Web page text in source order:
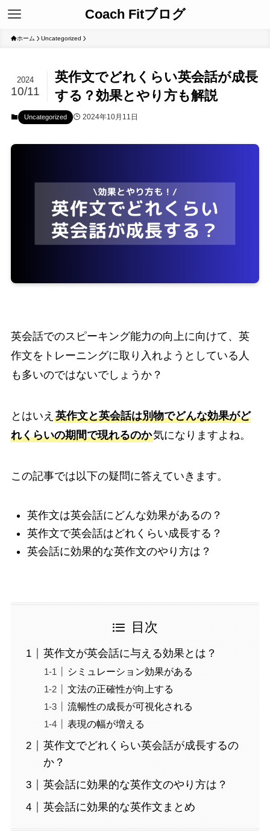
Coach Fitブログ
ホーム Uncategorized
英作文でどれくらい英会話が成長
する？効果とやり方も解説
2024
10/11
Uncategorized 2024年10月11日
英会話でのスピーキング能力の向上に向けて、英
作文をトレーニングに取り入れようとしている人
も多いのではないでしょうか？
とはいえ 英作文と英会話は別物でどんな効果がど
れくらいの期間で現れるのか気になりますよね。
この記事では以下の疑問に答えていきます。
英作文は英会話にどんな効果があるの？
英作文で英会話はどれくらい成長する？
英会話に効果的な英作文のやり方は？
目次
英作文が英会話に与える効果とは？
シミュレーション効果がある
文法の正確性が向上する
流暢性の成長が可視化される
表現の幅が増える
英作文でどれくらい英会話が成長するの
か？
英会話に効果的な英作文のやり方は？
英会話に効果的な英作文まとめ